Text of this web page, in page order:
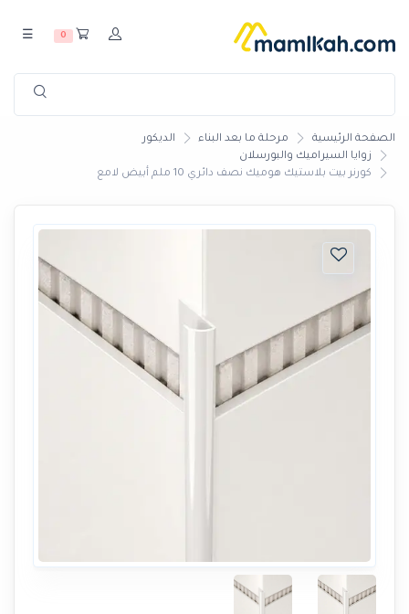
0
☰
الصفحة الرئيسية مرحلة ما بعد البناء
الديكور
زوايا السيراميك والبورسلان
كورنر بيت بلاستيك هوميك نصف دائري 10 ملم أبيض لامع